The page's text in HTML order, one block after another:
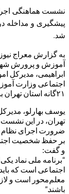
نشست هماهنگی
پیشگیری و مداخله
شد.
به گزارش معراج
آموزش و پرورش
ابراهیمی، مدیرکل
اجتماعی وزارت
۲۱گانه استان تهران برگزار شد.
یوسف بهارلو،
تهران، در این نشست
ضرورت اجرای نظام
بر حفظ شخصیت
و گفت:
“برنامه ملی نماد
اجتماعی است که
معلم‌محور است و
باشند.”